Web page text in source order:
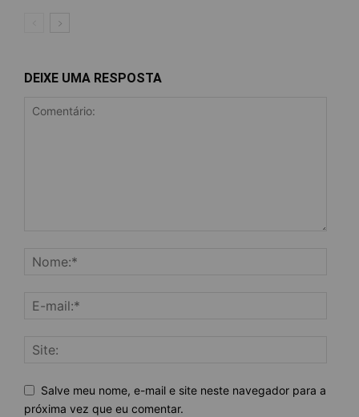
DEIXE UMA RESPOSTA
Salve meu nome, e-mail e site neste navegador para a
próxima vez que eu comentar.